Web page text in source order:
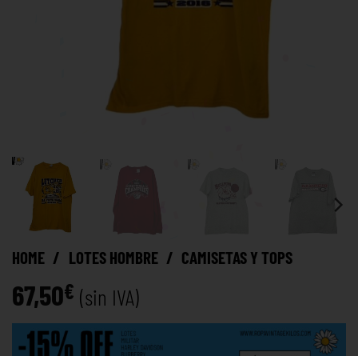
HOME / LOTES HOMBRE / CAMISETAS Y TOPS
67,50€ (sin IVA)